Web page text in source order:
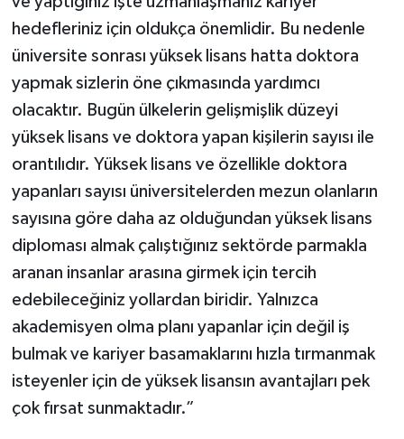
hedefleriniz için oldukça önemlidir. Bu nedenle
üniversite sonrası yüksek lisans hatta doktora
yapmak sizlerin öne çıkmasında yardımcı
olacaktır. Bugün ülkelerin gelişmişlik düzeyi
yüksek lisans ve doktora yapan kişilerin sayısı ile
orantılıdır. Yüksek lisans ve özellikle doktora
yapanları sayısı üniversitelerden mezun olanların
sayısına göre daha az olduğundan yüksek lisans
diploması almak çalıştığınız sektörde parmakla
aranan insanlar arasına girmek için tercih
edebileceğiniz yollardan biridir. Yalnızca
akademisyen olma planı yapanlar için değil iş
bulmak ve kariyer basamaklarını hızla tırmanmak
isteyenler için de yüksek lisansın avantajları pek
çok fırsat sunmaktadır.”